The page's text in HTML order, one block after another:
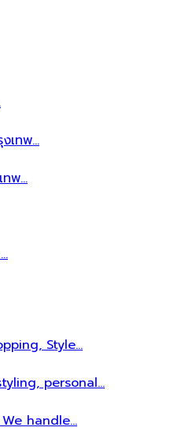
เทพ…
ทพ…
Style…
personal…
handle…